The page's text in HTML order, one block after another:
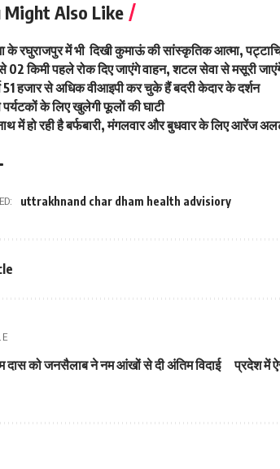
Might Also Like
के रघुराजपुर में भी दिखी कुमाऊं की सांस्कृतिक आत्मा,
02 किमी पहले रोक दिए जाएंगे वाहन, शटल सेवा से मसूरी
51 हजार से अधिक वीआइपी कर चुके हैं बदरी केदार के दर्शन
के लिए खुलेगी फूलाें की घाटी
में हो रही है बर्फबारी, मंगलवार और बुधवार के लिए आरेंज
uttrakhnand char dham health advisiory
दास को जनसैलाब ने नम आंखों से दी अंतिम विदाई
प्रदेश में